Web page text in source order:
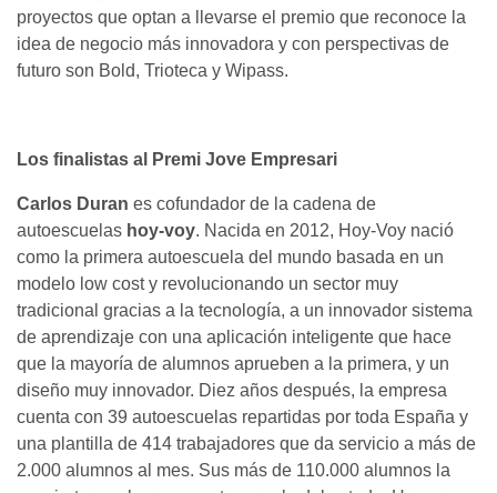
proyectos que optan a llevarse el premio que reconoce la
idea de negocio más innovadora y con perspectivas de
futuro son Bold, Trioteca y Wipass.
Los finalistas al Premi Jove Empresari
Carlos Duran es cofundador de la cadena de
autoescuelas hoy-voy. Nacida en 2012, Hoy-Voy nació
como la primera autoescuela del mundo basada en un
modelo low cost y revolucionando un sector muy
tradicional gracias a la tecnología, a un innovador sistema
de aprendizaje con una aplicación inteligente que hace
que la mayoría de alumnos aprueben a la primera, y un
diseño muy innovador. Diez años después, la empresa
cuenta con 39 autoescuelas repartidas por toda España y
una plantilla de 414 trabajadores que da servicio a más de
2.000 alumnos al mes. Sus más de 110.000 alumnos la